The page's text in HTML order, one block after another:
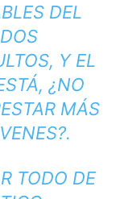
DEL
Y EL
¿NO
MÁS
TODO DE